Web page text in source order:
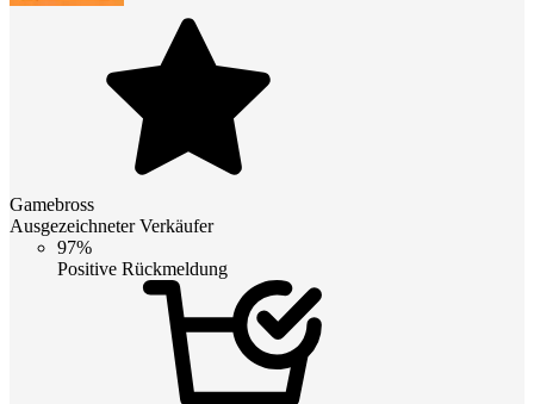
Gamebross
Ausgezeichneter Verkäufer
97%
Positive Rückmeldung